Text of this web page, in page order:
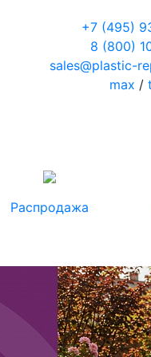
+7 (495)
8 (800)
sales@plastic-
max /
Распродажа